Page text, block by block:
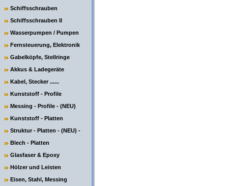
Schiffsschrauben
Schiffsschrauben II
Wasserpumpen / Pumpen
Fernsteuerung, Elektronik
Gabelköpfe, Stellringe
Akkus & Ladegeräte
Kabel, Stecker ......
Kunststoff - Profile
Messing - Profile - (NEU)
Kunststoff - Platten
Struktur - Platten - (NEU) -
Blech - Platten
Glasfaser & Epoxy
Hölzer und Leisten
Eisen, Stahl, Messing